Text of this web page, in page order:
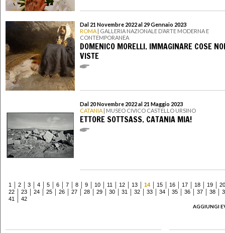
Dal 21 Novembre 2022 al 29 Gennaio 2023
ROMA | GALLERIA NAZIONALE D’ARTE MODERNA E
CONTEMPORANEA
DOMENICO MORELLI. IMMAGINARE COSE
VISTE
Dal 20 Novembre 2022 al 21 Maggio 2023
CATANIA | MUSEO CIVICO CASTELLO URSINO
ETTORE SOTTSASS. CATANIA MIA!
1 2 3 4 5 6 7 8 9 10 11 12 13 14 15 16 17 18 19
20
22
23 24 25 26 27 28 29 30 31 32 33 34 35 36 37 38
41
42
AGGIUNGI